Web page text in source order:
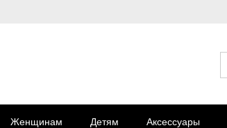
Женщинам Детям Аксессуары